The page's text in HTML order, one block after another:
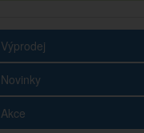
Výprodej
Novinky
Akce